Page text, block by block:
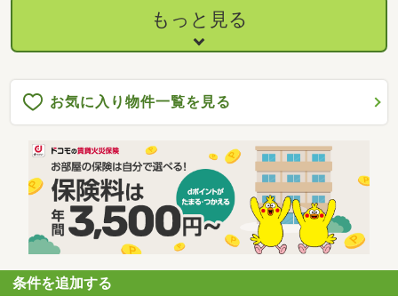
もっと見る
お気に入り物件一覧を見る
条件を追加する